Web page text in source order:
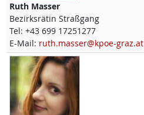
Ruth Masser
Bezirksrätin Straßgang
Tel: +43 699 17251277
E-Mail: ruth.masser@kpoe-graz.at